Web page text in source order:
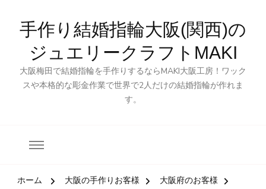
手作り結婚指輪大阪(関西)の
ジュエリークラフトMAKI
大阪梅田で結婚指輪を手作りするならMAKI大阪工房！ワック
スや本格的な彫金作業で世界で2人だけの結婚指輪が作れま
す。
ホーム 大阪の手作りお客様
大阪府のお客様